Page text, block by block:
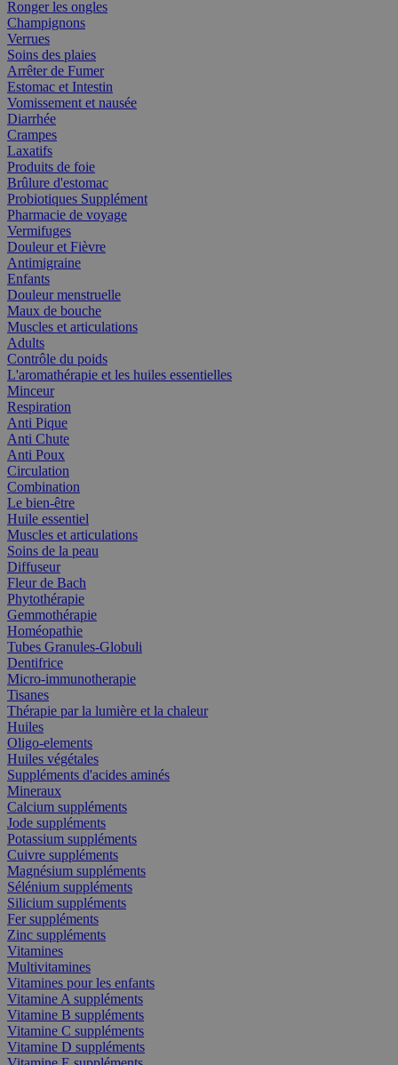
Ronger les ongles
Champignons
Verrues
Soins des plaies
Arrêter de Fumer
Estomac et Intestin
Vomissement et nausée
Diarrhée
Crampes
Laxatifs
Produits de foie
Brûlure d'estomac
Probiotiques Supplément
Pharmacie de voyage
Vermifuges
Douleur et Fièvre
Antimigraine
Enfants
Douleur menstruelle
Maux de bouche
Muscles et articulations
Adults
Contrôle du poids
L'aromathérapie et les huiles essentielles
Minceur
Respiration
Anti Pique
Anti Chute
Anti Poux
Circulation
Combination
Le bien-être
Huile essentiel
Muscles et articulations
Soins de la peau
Diffuseur
Fleur de Bach
Phytothérapie
Gemmothérapie
Homéopathie
Tubes Granules-Globuli
Dentifrice
Micro-immunotherapie
Tisanes
Thérapie par la lumière et la chaleur
Huiles
Oligo-elements
Huiles végétales
Suppléments d'acides aminés
Mineraux
Calcium suppléments
Jode suppléments
Potassium suppléments
Cuivre suppléments
Magnésium suppléments
Sélénium suppléments
Silicium suppléments
Fer suppléments
Zinc suppléments
Vitamines
Multivitamines
Vitamines pour les enfants
Vitamine A suppléments
Vitamine B suppléments
Vitamine C suppléments
Vitamine D suppléments